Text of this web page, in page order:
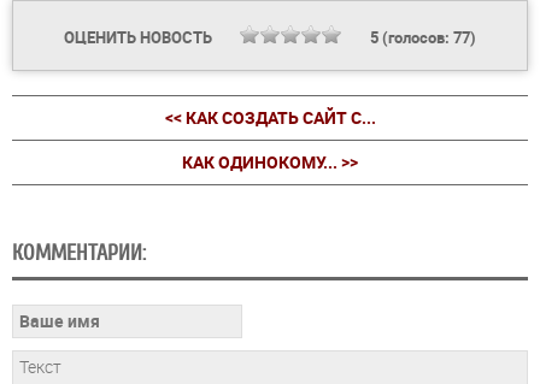
ОЦЕНИТЬ НОВОСТЬ 5(голосов: 77)
<< КАК СОЗДАТЬ САЙТ С...
КАК ОДИНОКОМУ... >>
КОММЕНТАРИИ: